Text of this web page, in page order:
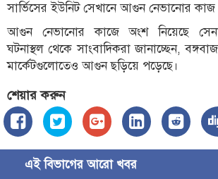
সার্ভিসের ইউনিট সেখানে আগুন নেভানোর
আগুন নেভানোর কাজে অংশ নিয়েছে
ঘটনাস্থল থেকে সাংবাদিকরা জানাচ্ছেন,
মার্কেটগুলোতেও আগুন ছড়িয়ে পড়েছে।
শেয়ার করুন
এই বিভাগের আরো খবর